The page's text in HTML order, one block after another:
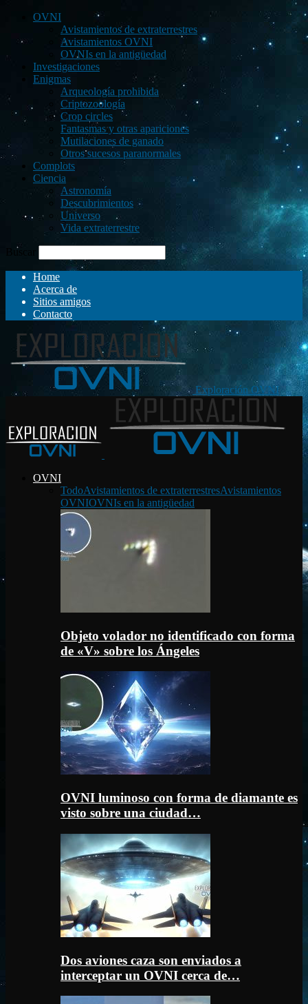
OVNI
Avistamientos de extraterrestres
Avistamientos OVNI
OVNIs en la antigüedad
Investigaciones
Enigmas
Arqueología prohibida
Criptozoología
Crop circles
Fantasmas y otras apariciones
Mutilaciones de ganado
Otros sucesos paranormales
Complots
Ciencia
Astronomía
Descubrimientos
Universo
Vida extraterrestre
Buscar
Home
Acerca de
Sitios amigos
Contacto
Exploración OVNI
OVNI
TodoAvistamientos de extraterrestresAvistamientos
OVNIOVNIs en la antigüedad
Objeto volador no identificado con forma
de «V» sobre los Ángeles
OVNI luminoso con forma de diamante es
visto sobre una ciudad…
Dos aviones caza son enviados a
interceptar un OVNI cerca de…